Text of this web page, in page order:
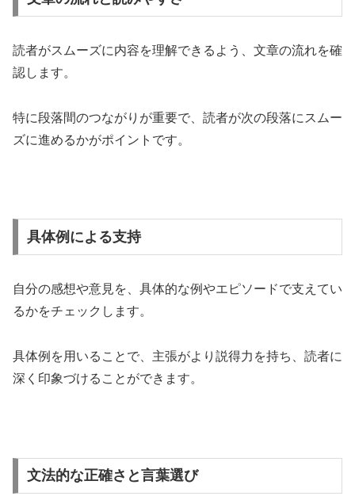
読者がスムーズに内容を理解できるよう、文章の流れを確
認します。
特に段落間のつながりが重要で、読者が次の段落にスムー
ズに進めるかがポイントです。
具体例による支持
自分の感想や意見を、具体的な例やエピソードで支えてい
るかをチェックします。
具体例を用いることで、主張がより説得力を持ち、読者に
深く印象づけることができます。
文法的な正確さと言葉選び